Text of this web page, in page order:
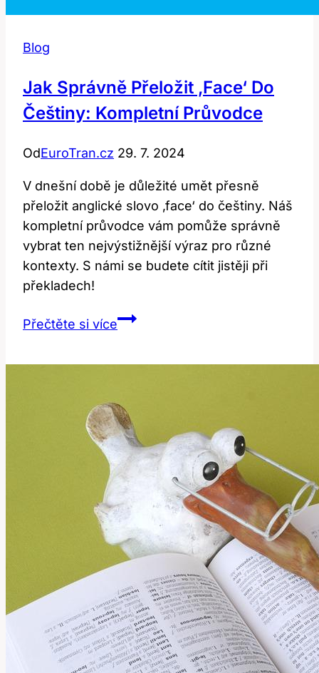
Blog
Jak Správně Přeložit ‚Face‘ Do
Češtiny: Kompletní Průvodce
OdEuroTran.cz 29. 7. 2024
V dnešní době je důležité umět přesně
přeložit anglické slovo ‚face‘ do češtiny. Náš
kompletní průvodce vám pomůže správně
vybrat ten nejvýstižnější výraz pro různé
kontexty. S námi se budete cítit jistěji při
překladech!
Přečtěte si víceJak
Češtiny:
Kompletní
Průvodce